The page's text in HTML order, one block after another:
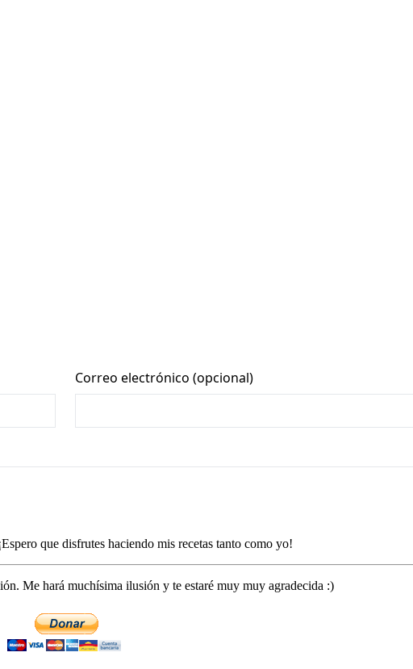
que disfrutes haciendo mis recetas tanto como yo!
Me hará muchísima ilusión y te estaré muy muy agradecida :)